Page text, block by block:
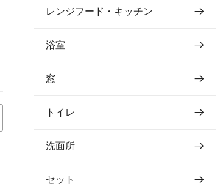
レンジフード・キッチン
浴室
窓
トイレ
洗面所
セット